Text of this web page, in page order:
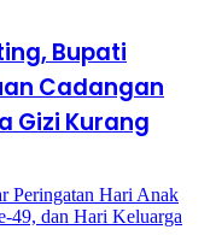
Bupati
Cadangan
Gizi Kurang